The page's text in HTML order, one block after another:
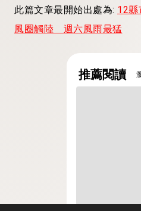
此篇文章最開始出處為: 12
風圈觸陸 週六風雨最猛
推薦閱讀